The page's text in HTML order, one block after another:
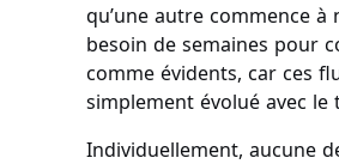
qu’une autre commence
besoin de semaines pour
comme évidents, car ces
simplement évolué avec le
Individuellement, aucune